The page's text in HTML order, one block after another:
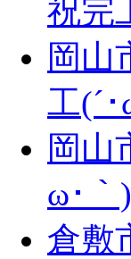
祝完
岡
工(´
岡山
ω･｀
倉敷